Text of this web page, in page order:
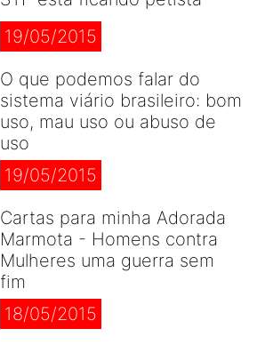
19/05/2015
O que podemos falar do
sistema viário brasileiro: bom
uso, mau uso ou abuso de
uso
19/05/2015
Cartas para minha Adorada
Marmota - Homens contra
Mulheres uma guerra sem
fim
18/05/2015